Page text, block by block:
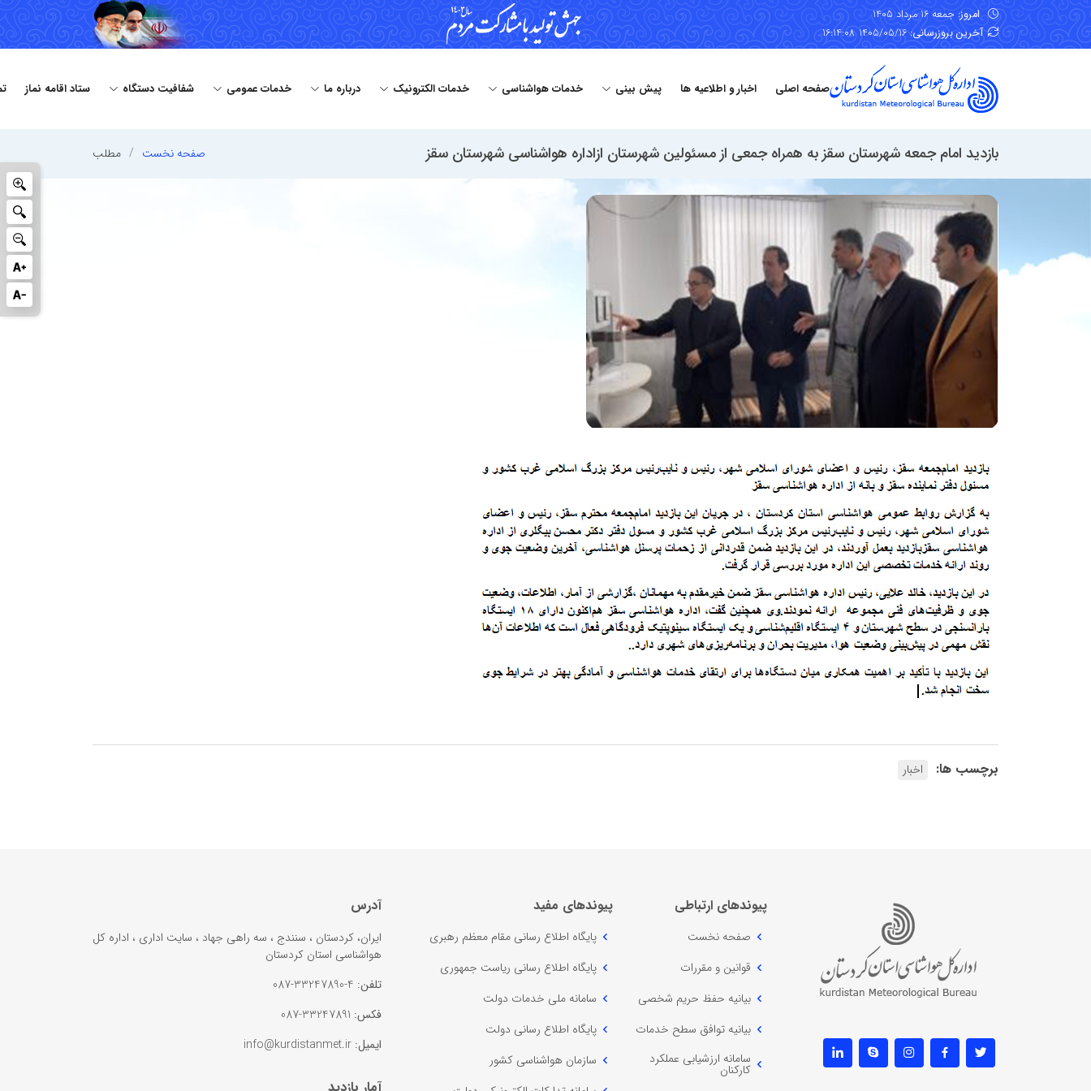
امروز: جمعه 16 مرداد 1405
آخرین بروزرسانی: 1405/05/16 16:14:08
صفحه اصلی اخبار و اطلاعیه ها پیش بینی خدمات هواشناسی خدمات الکترونیک درباره ما خدمات عمومی شفافیت دستگاه ستاد اقامه نماز
بازدید امام جمعه شهرستان سقز به همراه جمعی از مسئولین شهرستان ازاداره هواشناسی شهرستان سقز صفحه نخست مطلب
برچسب ها: اخبار
پیوندهای ارتباطی
صفحه نخست
قوانین و مقررات
بیانیه حفظ حریم شخصی
بیانیه توافق سطح خدمات
سامانه ارزشیابی عملکرد
کارکنان
پیوندهای مفید
پایگاه اطلاع رسانی مقام معظم رهبری
پایگاه اطلاع رسانی ریاست جمهوری
سامانه ملی خدمات دولت
پایگاه اطلاع رسانی دولت
سازمان هواشناسی کشور
آدرس
ایران، کردستان ، سنندج ، سه راهی جهاد ، سایت اداری ، اداره کل
هواشناسی استان کردستان
تلفن:
فکس:
ایمیل: